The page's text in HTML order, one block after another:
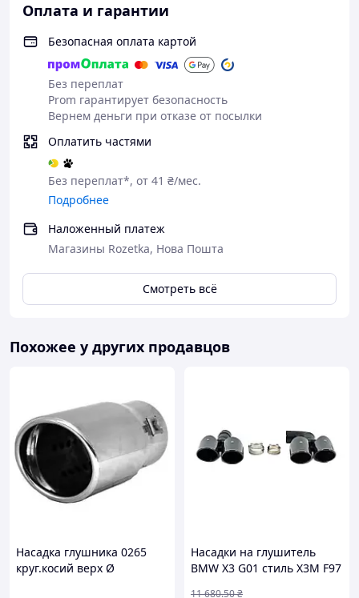
Оплата и гарантии
Безопасная оплата картой
Без переплат
Prom гарантирует безопасность
Вернем деньги при отказе от посылки
Оплатить частями
Без переплат*, от 41 ₴/мес.
Подробнее
Наложенный платеж
Магазины Rozetka, Нова Пошта
Смотреть всё
Похожее у других продавцов
Насадка глушника 0265
круг.косий верх Ø
Насадки на глушитель
BMW X3 G01 стиль X3M F97
11 680.50₴